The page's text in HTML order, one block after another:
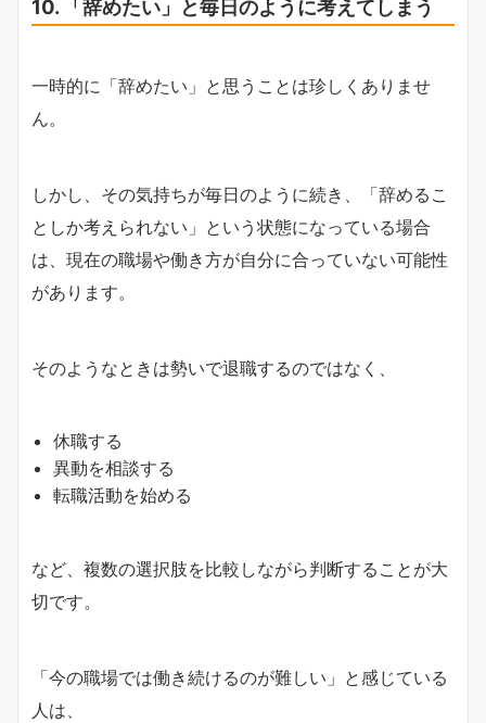
10. 「辞めたい」と毎日のように考えてしまう
一時的に「辞めたい」と思うことは珍しくありませ
ん。
しかし、その気持ちが毎日のように続き、「辞めるこ
としか考えられない」という状態になっている場合
は、現在の職場や働き方が自分に合っていない可能性
があります。
そのようなときは勢いで退職するのではなく、
休職する
異動を相談する
転職活動を始める
など、複数の選択肢を比較しながら判断することが大
切です。
「今の職場では働き続けるのが難しい」と感じている
人は、